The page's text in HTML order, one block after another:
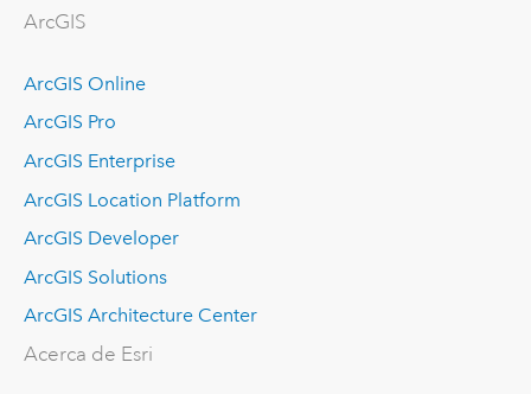
ArcGIS
ArcGIS Online
ArcGIS Pro
ArcGIS Enterprise
ArcGIS Location Platform
ArcGIS Developer
ArcGIS Solutions
ArcGIS Architecture Center
Acerca de Esri